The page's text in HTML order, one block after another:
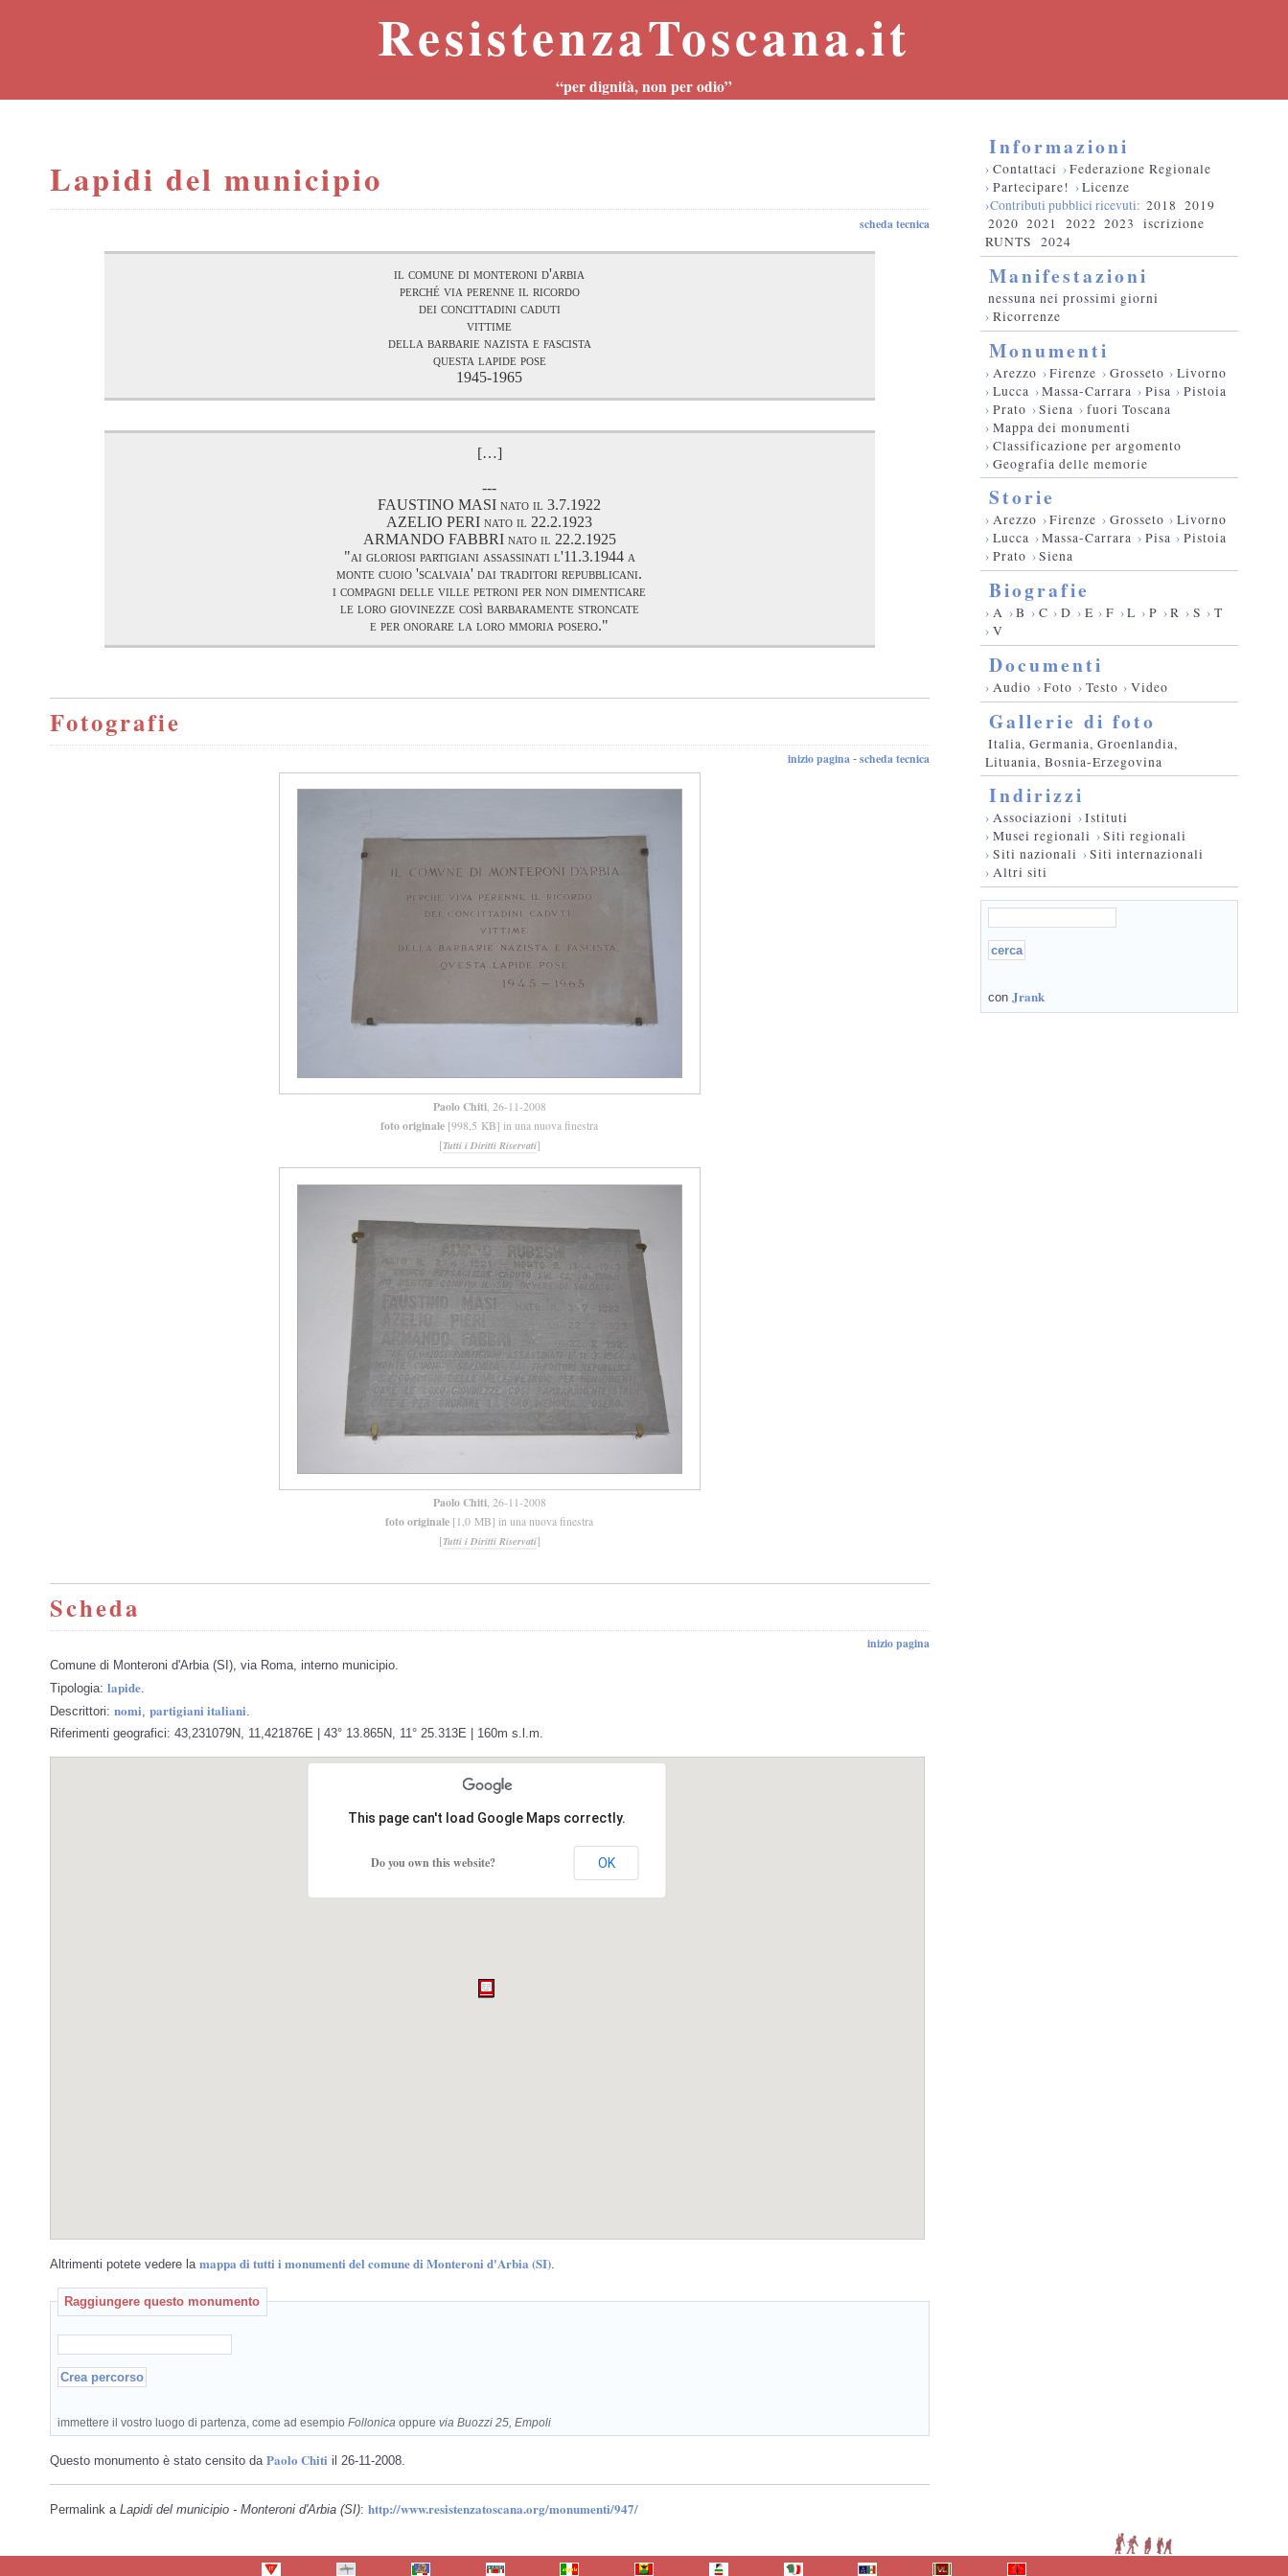
ResistenzaToscana.it
“per dignità, non per odio”
Lapidi del municipio
scheda tecnica
il comune di monteroni d'arbia
perché via perenne il ricordo
dei concittadini caduti
vittime
della barbarie nazista e fascista
questa lapide pose
1945-1965
[…]
---
FAUSTINO MASI nato il 3.7.1922
AZELIO PERI nato il 22.2.1923
ARMANDO FABBRI nato il 22.2.1925
"ai gloriosi partigiani assassinati l'11.3.1944 a
monte cuoio 'scalvaia' dai traditori repubblicani.
i compagni delle ville petroni per non dimenticare
le loro giovinezze così barbaramente stroncate
e per onorare la loro mmoria posero."
Fotografie
inizio pagina - scheda tecnica
Paolo Chiti, 26-11-2008
foto originale [998,5 KB] in una nuova finestra
[Tutti i Diritti Riservati]
Paolo Chiti, 26-11-2008
foto originale [1,0 MB] in una nuova finestra
[Tutti i Diritti Riservati]
Scheda
inizio pagina
Comune di Monteroni d'Arbia (SI), via Roma, interno municipio.
Tipologia: lapide
Descrittori: nomi partigiani italiani
Riferimenti geografici: 43,231079N, 11,421876E | 43° 13.865N, 11° 25.313E | 160m s.l.m.
This page can't load Google Maps correctly.
Do you own this website? OK
Altrimenti potete vedere la mappa di tutti i monumenti del comune di Monteroni d'Arbia (SI)
Raggiungere questo monumento
immettere il vostro luogo di partenza, come ad esempio Follonica oppure via Buozzi 25, Empoli
Questo monumento è stato censito da Paolo Chiti il 26-11-2008.
Permalink a Lapidi del municipio - Monteroni d'Arbia (SI): http://www.resistenzatoscana.org/monumenti/947/
Informazioni
› Contattaci ›Federazione Regionale
› Partecipare! ›Licenze
›Contributi pubblici ricevuti: 2018 2019
2020 2021 2022 2023
iscrizione
RUNTS
2024
Manifestazioni
nessuna nei prossimi giorni
› Ricorrenze
Monumenti
› Arezzo ›Firenze › Grosseto › Livorno
› Lucca ›Massa-Carrara › Pisa › Pistoia
› Prato ›Siena › fuori Toscana
› Mappa dei monumenti
› Classificazione per argomento
› Geografia delle memorie
Storie
› Arezzo ›Firenze › Grosseto › Livorno
› Lucca ›Massa-Carrara › Pisa › Pistoia
› Prato ›Siena
Biografie
› A ›B › C › D › E › F ›L › P ›R › S › T
› V
Documenti
› Audio ›Foto › Testo › Video
Gallerie di foto
Italia, Germania, Groenlandia,
Lituania, Bosnia-Erzegovina
Indirizzi
› Associazioni ›Istituti
› Musei regionali ›Siti regionali
› Siti nazionali ›Siti internazionali
› Altri siti
con Jrank